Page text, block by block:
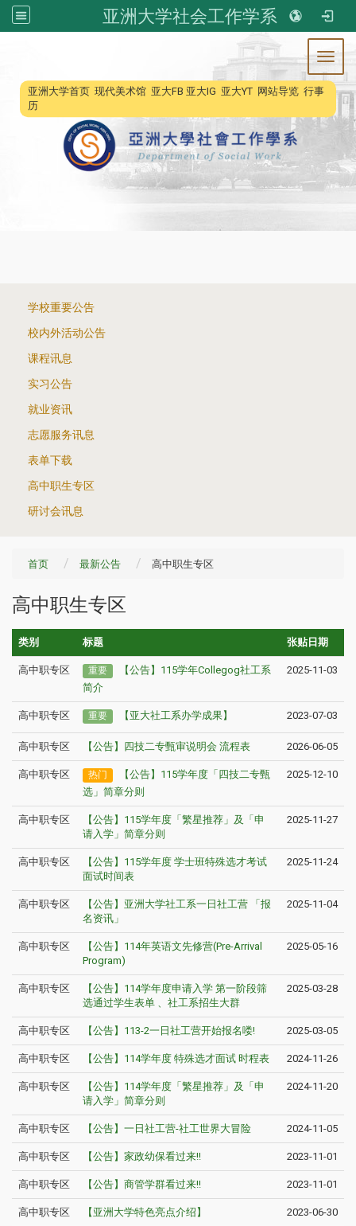
亚洲大学社会工作学系
::: 亚洲大学首页 现代美术馆 亚大FB 亚大IG 亚大YT 网站导览 行事
历
学校重要公告
校内外活动公告
课程讯息
实习公告
就业资讯
志愿服务讯息
表单下载
高中职生专区
研讨会讯息
首页 最新公告 高中职生专区
高中职生专区
类别 标题 张贴日期
高中职专区 重要
【公告】115学年Collegog社工系
简介
2025-11-03
高中职专区 重要 【亚大社工系办学成果】 2023-07-03
高中职专区 【公告】四技二专甄审说明会 流程表 2026-06-05
高中职专区 热门
【公告】115学年度「四技二专甄
选」简章分则
2025-12-10
高中职专区
【公告】115学年度「繁星推荐」及「申
请入学」简章分则
2025-11-27
高中职专区
【公告】115学年度 学士班特殊选才考试
面试时间表
2025-11-24
高中职专区
【公告】亚洲大学社工系一日社工营 「报
名资讯」
2025-11-04
高中职专区
【公告】114年英语文先修营(Pre-Arrival
Program)
2025-05-16
高中职专区
【公告】114学年度申请入学 第一阶段筛
选通过学生表单 、社工系招生大群
2025-03-28
高中职专区 【公告】113-2一日社工营开始报名喽! 2025-03-05
高中职专区 【公告】114学年度 特殊选才面试 时程表 2024-11-26
高中职专区
【公告】114学年度「繁星推荐」及「申
请入学」简章分则
2024-11-20
高中职专区 【公告】一日社工营-社工世界大冒险 2024-11-05
高中职专区 【公告】家政幼保看过来!! 2023-11-01
高中职专区 【公告】商管学群看过来!! 2023-11-01
高中职专区 【亚洲大学特色亮点介绍】 2023-06-30